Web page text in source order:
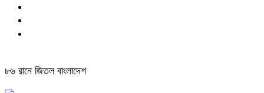
৮৬ রানে জিতল বাংলাদেশ